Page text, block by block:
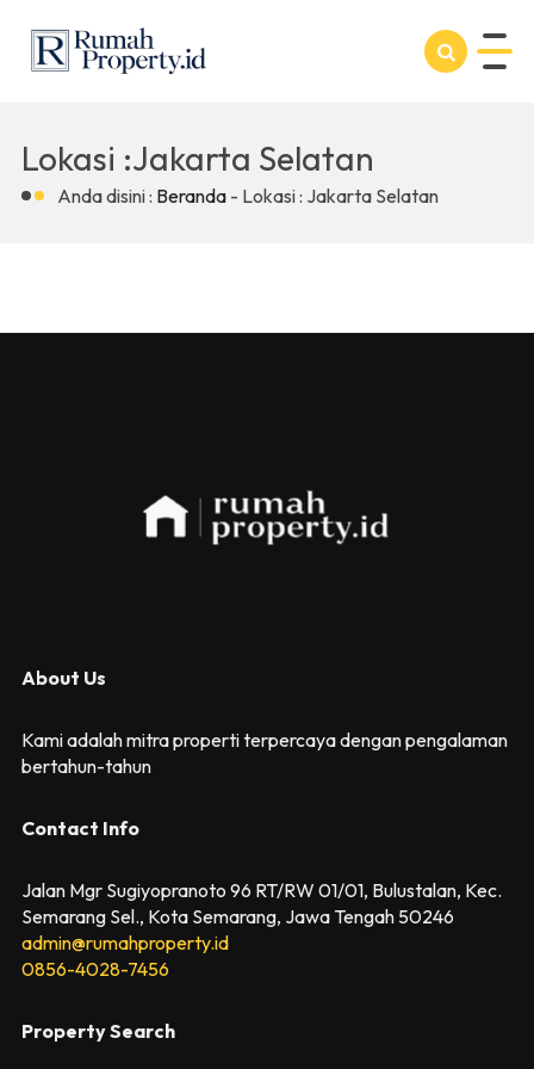
Lokasi :Jakarta Selatan
Anda disini : Beranda - Lokasi : Jakarta Selatan
About Us
Kami adalah mitra properti terpercaya dengan pengalaman
bertahun-tahun
Contact Info
Jalan Mgr Sugiyopranoto 96 RT/RW 01/01, Bulustalan, Kec.
Semarang Sel., Kota Semarang, Jawa Tengah 50246
admin@rumahproperty.id
0856-4028-7456
Property Search